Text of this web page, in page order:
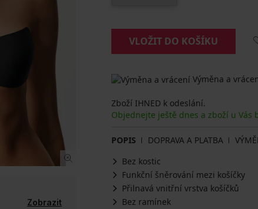
Zobrazit
VLOŽIT DO KOŠÍKU
Výměna a
Zboží IHNED k odeslání.
Objednejte ještě dnes a zboží u Vás
POPIS DOPRAVA A PLATBA
Bez kostic
Funkční šněrování mezi košíčky
Přilnavá vnitřní vrstva košíčků
Bez ramínek